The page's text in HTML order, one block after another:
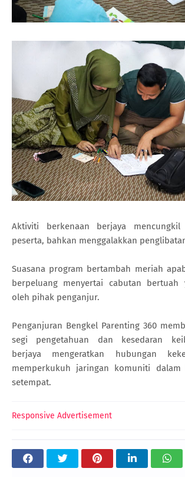
Aktiviti berkenaan berjaya
peserta, bahkan menggalakkan
Suasana program bertambah meriah
berpeluang menyertai cabutan bertuah
oleh pihak penganjur.
Penganjuran Bengkel Parenting 360
segi pengetahuan dan kesedaran
berjaya mengeratkan hubungan
memperkukuh jaringan komuniti dalam
setempat.
Responsive Advertisement